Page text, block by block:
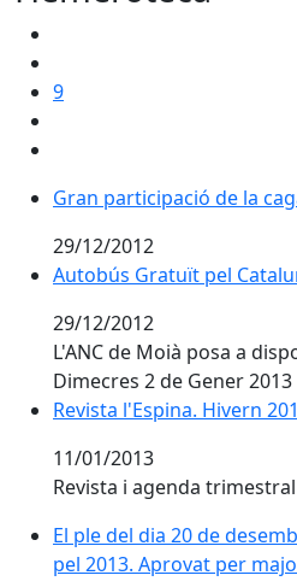
9
Gran participació de la
29/12/2012
Autobús Gratuït pel
29/12/2012
L'ANC de Moià posa a
Dimecres 2 de Gener 2013
Revista l'Espina. Hivern
Revista l'Espina. Hivern
11/01/2013
Revista i agenda
El ple del dia 20 de
pel 2013. Aprovat per